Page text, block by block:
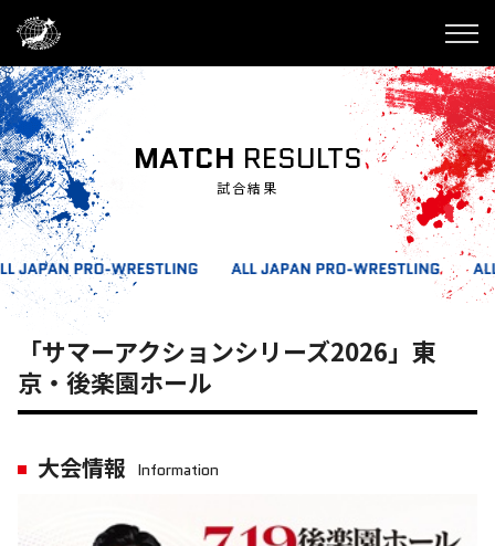
MATCH RESULTS
試合結果
「サマーアクションシリーズ2026」東
京・後楽園ホール
大会情報 Information